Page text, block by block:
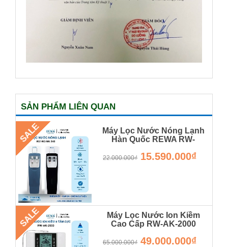
SẢN PHẨM LIÊN QUAN
SALE
Máy Lọc Nước Nóng Lạnh
Hàn Quốc REWA RW-
Hãng Rẻ Nhất Thị Trường
22.000.000₫ 15.590.000₫
SALE
Máy Lọc Nước Ion Kiềm
Cao Cấp RW-AK-2000
65.000.000₫ 49.000.000₫